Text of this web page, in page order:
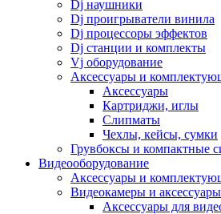
Dj наушники
Dj проигрыватели винила
Dj процессоры эффектов
Dj станции и комплекты
Vj оборудование
Аксессуары и
Аксессуары
Картриджи, иглы
Слипматы
Чехлы, кейсы, сумки
Грувбоксы и компактные
Видеооборудование
Аксессуары и
Видеокамеры и аксессуары
Аксессуары для